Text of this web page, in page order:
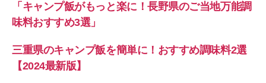
「キャンプ飯がもっと楽に！長野県のご当地万能調
味料おすすめ3選」
三重県のキャンプ飯を簡単に！おすすめ調味料2選
【2024最新版】